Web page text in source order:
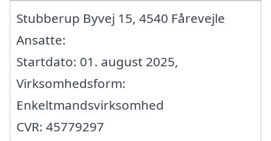
Stubberup Byvej 15, 4540 Fårevejle
Ansatte:
Startdato: 01. august 2025,
Virksomhedsform:
Enkeltmandsvirksomhed
CVR: 45779297